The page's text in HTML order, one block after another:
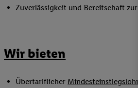
Zuverlässigkeit und Bereitschaft
Wir bieten
Übertariflicher